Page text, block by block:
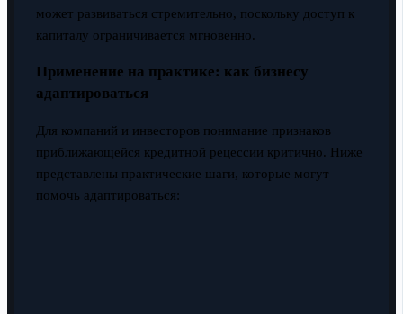
может развиваться стремительно, поскольку доступ к
капиталу ограничивается мгновенно.
Применение на практике: как бизнесу
адаптироваться
Для компаний и инвесторов понимание признаков
приближающейся кредитной рецессии критично. Ниже
представлены практические шаги, которые могут
помочь адаптироваться: